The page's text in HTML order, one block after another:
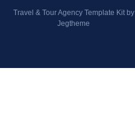
Travel & Tour Agency Template Kit by
Jegtheme